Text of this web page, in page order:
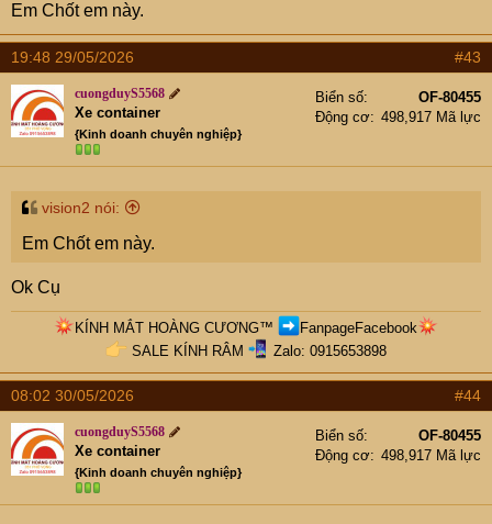
Em Chốt em này.
19:48 29/05/2026 #43
cuongduyS5568
Xe container
{Kinh doanh chuyên nghiệp}
Biển số
OF-80455
Động cơ
498,917 Mã lực
vision2 nói:
Em Chốt em này.
Ok Cụ
KÍNH MẮT HOÀNG CƯƠNG™
FanpageFacebook
SALE KÍNH RÂM
Zalo: 0915653898​
08:02 30/05/2026 #44
cuongduyS5568
Xe container
{Kinh doanh chuyên nghiệp}
Biển số
OF-80455
Động cơ
498,917 Mã lực